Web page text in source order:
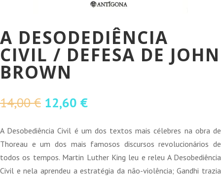
A DESODEDIÊNCIA
CIVIL / DEFESA DE JOHN
BROWN
14,00€ O
original
era:
14,00 €.
12,60 €O
atual
é:
12,60 €.
A Desobediência Civil é um dos textos mais célebres na obra de
Thoreau e um dos mais famosos discursos revolucionários de
todos os tempos. Martin Luther King leu e releu A Desobediência
Civil e nela aprendeu a estratégia da não-violência; Gandhi trazia